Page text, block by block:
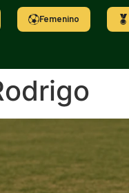
Femenino